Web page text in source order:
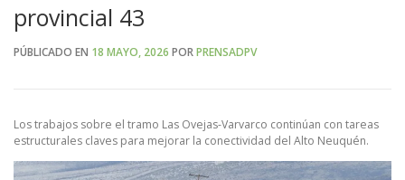
provincial 43
PÚBLICADO EN 18 MAYO, 2026 PORPRENSADPV
Los trabajos sobre el tramo Las Ovejas-Varvarco continúan con tareas
estructurales claves para mejorar la conectividad del Alto Neuquén.